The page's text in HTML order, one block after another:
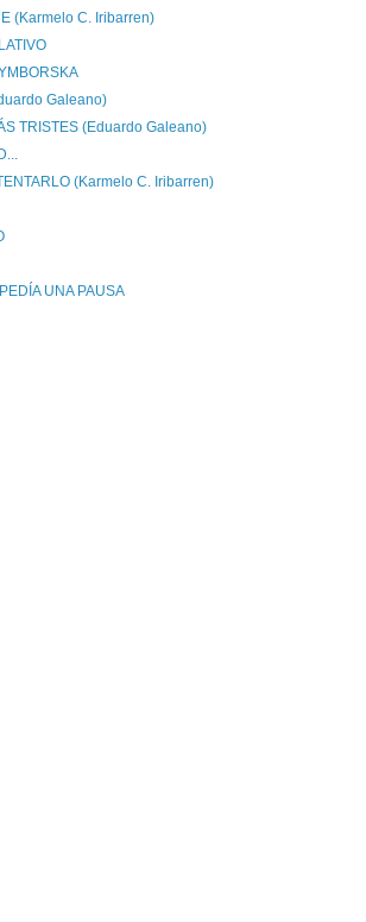
(Karmelo C. Iribarren)
Galeano)
TRISTES (Eduardo Galeano)
(Karmelo C. Iribarren)
UNA PAUSA